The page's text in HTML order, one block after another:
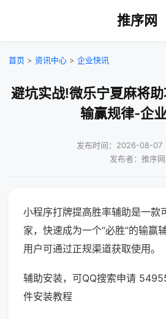
推序网
首页 > 资讯中心 > 企业快讯
避坑实战!微乐宁夏麻将助
输赢规律-企
发布时间：2026-08-07
发布者：推序网
小程序打牌提高胜率辅助是一款
家，快速成为一个“必胜”的输赢
用户可通过正规渠道获取使用。
辅助安装，可QQ搜索申请
件安装教程